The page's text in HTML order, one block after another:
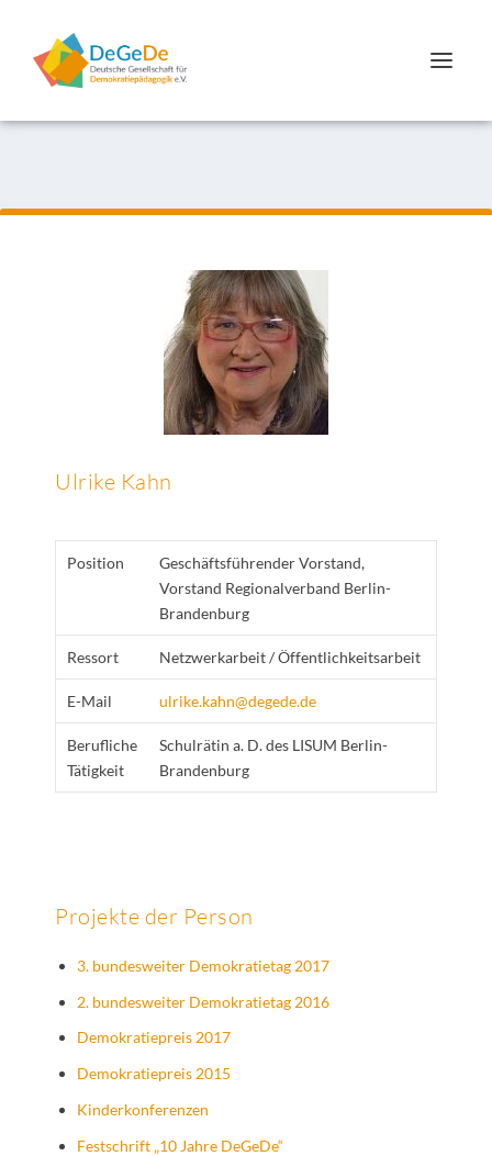
Ulrike Kahn
Position
Geschäftsführender Vorstand,
Vorstand Regionalverband Berlin-
Brandenburg
Ressort Netzwerkarbeit / Öffentlichkeitsarbeit
E-Mail ulrike.kahn@degede.de
Berufliche
Tätigkeit
Schulrätin a. D. des LISUM Berlin-
Brandenburg
Projekte der Person
3. bundesweiter Demokratietag 2017
2. bundesweiter Demokratietag 2016
Demokratiepreis 2017
Demokratiepreis 2015
Kinderkonferenzen
Festschrift „10 Jahre DeGeDe“